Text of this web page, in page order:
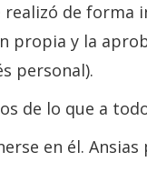
de
propia y la
personal).
de lo que a
en él.